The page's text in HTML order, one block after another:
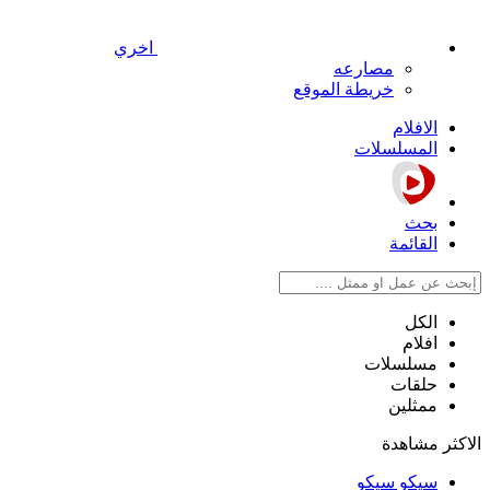
اخري
مصارعه
خريطة الموقع
الافلام
المسلسلات
بحث
القائمة
الكل
افلام
مسلسلات
حلقات
ممثلين
الاكثر مشاهدة
سيكو سيكو